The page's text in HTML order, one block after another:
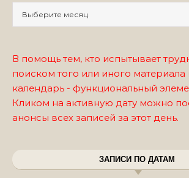
В помощь тем, кто испытывает
поиском того или иного материала
календарь - функциональный
Кликом на активную дату можно
анонсы всех записей за этот день.
ЗАПИСИ ПО ДАТАМ